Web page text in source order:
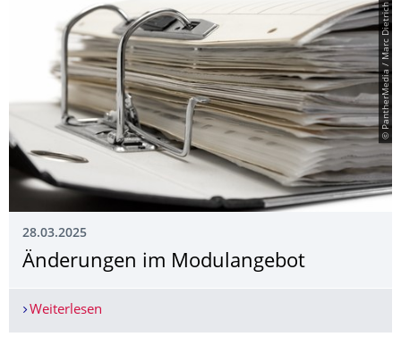
© PantherMedia / Marc Dietrich
28.03.2025
Änderungen im Modulangebot
Weiterlesen